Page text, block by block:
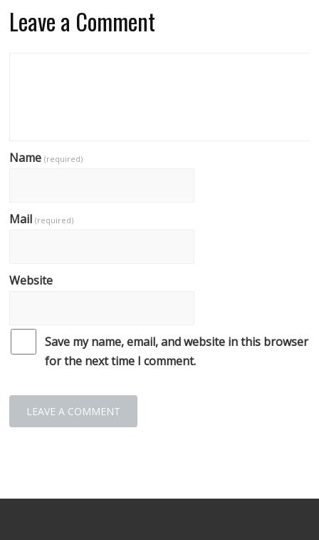
Leave a Comment
Name(required)
Mail(required)
Website
Save my name, email, and website in this browser
for the next time I comment.